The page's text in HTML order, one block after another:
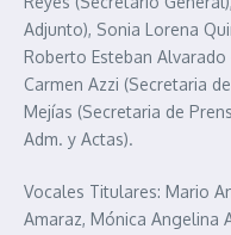
Adjunto), Sonia Lorena
Roberto Esteban
Carmen Azzi (Secretaria
Mejías (Secretaria de
Adm. y Actas).
Vocales Titulares: Mario
Amaraz, Mónica Angelina